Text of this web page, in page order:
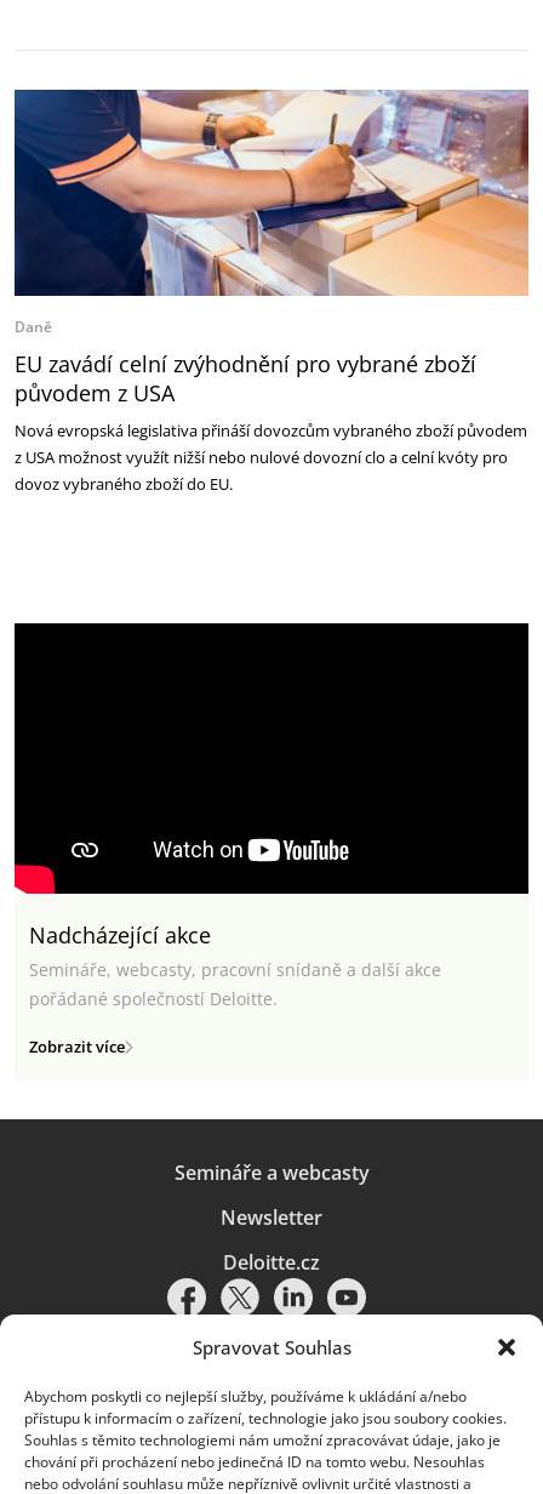
Spravovat Souhlas
Abychom poskytli co nejlepší služby, používáme k ukládání a/nebo
přístupu k informacím o zařízení, technologie jako jsou soubory cookies.
Souhlas s těmito technologiemi nám umožní zpracovávat údaje, jako je
chování při procházení nebo jedinečná ID na tomto webu. Nesouhlas
nebo odvolání souhlasu může nepříznivě ovlivnit určité vlastnosti a
Daně
EU zavádí celní zvýhodnění pro vybrané zboží
původem z USA
Nová evropská legislativa přináší dovozcům vybraného zboží původem
z USA možnost využít nižší nebo nulové dovozní clo a celní kvóty pro
dovoz vybraného zboží do EU.
Nadcházející akce
Semináře, webcasty, pracovní snídaně a další akce
pořádané společností Deloitte.
Zobrazit více
Semináře a webcasty
Newsletter
Deloitte.cz
Pravidla používání|Ochrana osobních údajů|Soubory cookies |
Deloitte.cz
© 2026. Více informací najdete vPravidlech používání.